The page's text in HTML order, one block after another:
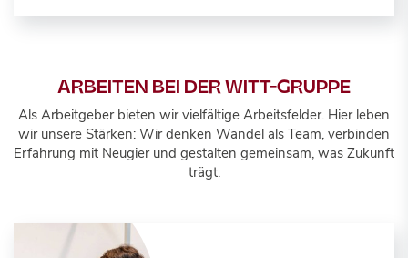
ARBEITEN BEI DER WITT-GRUPPE
Als Arbeitgeber bieten wir vielfältige Arbeitsfelder. Hier leben
wir unsere Stärken: Wir denken Wandel als Team, verbinden
Erfahrung mit Neugier und gestalten gemeinsam, was Zukunft
trägt.